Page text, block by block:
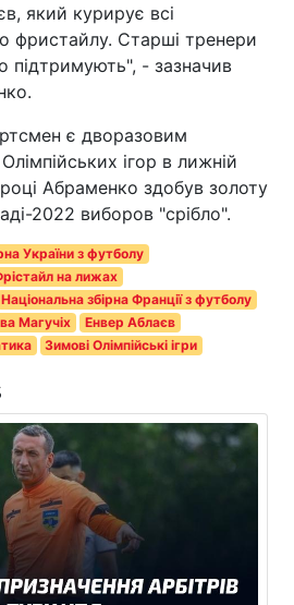
який курирує всі
фристайлу. Старші тренери
підтримують", - зазначив
є дворазовим
ігор в лижній
Абраменко здобув золоту
2022 виборов "срібло".
України з футболу
на лижах
Національна збірна Франції з футболу
Магучіх
Енвер Аблаєв
Зимові Олімпійські ігри